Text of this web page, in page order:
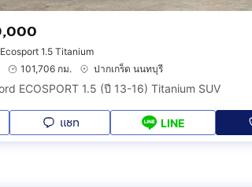
1.5 Titanium
101,706 กม. ปากเกร็ด นนทบุรี
ECOSPORT 1.5 (ปี 13-16) Titanium SUV
แชท LINE